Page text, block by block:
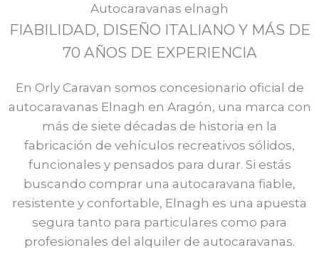
Autocaravanas elnagh
FIABILIDAD, DISEÑO ITALIANO Y MÁS DE
70 AÑOS DE EXPERIENCIA
En Orly Caravan somos concesionario oficial de
autocaravanas Elnagh en Aragón, una marca con
más de siete décadas de historia en la
fabricación de vehículos recreativos sólidos,
funcionales y pensados para durar. Si estás
buscando comprar una autocaravana fiable,
resistente y confortable, Elnagh es una apuesta
segura tanto para particulares como para
profesionales del alquiler de autocaravanas.